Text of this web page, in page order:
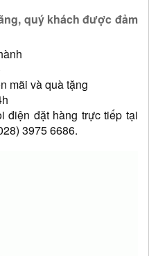
quý khách được đảm
mãi và quà tặng
điện đặt hàng trực tiếp tại
3975 6686.